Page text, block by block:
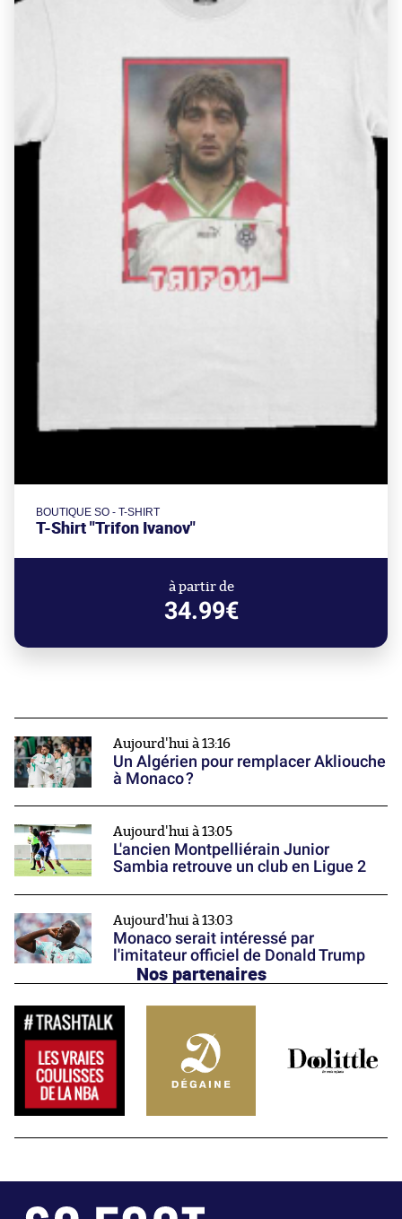
BOUTIQUE SO - T-SHIRT
T-Shirt "Trifon Ivanov"
à partir de
34.99€
Aujourd'hui à 13:16
Un Algérien pour remplacer Akliouche
à Monaco ?
Aujourd'hui à 13:05
L'ancien Montpelliérain Junior
Sambia retrouve un club en Ligue 2
Aujourd'hui à 13:03
Monaco serait intéressé par
l'imitateur officiel de Donald Trump
Nos partenaires